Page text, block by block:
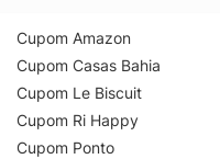
Cupom Amazon
Cupom Casas Bahia
Cupom Le Biscuit
Cupom Ri Happy
Cupom Ponto